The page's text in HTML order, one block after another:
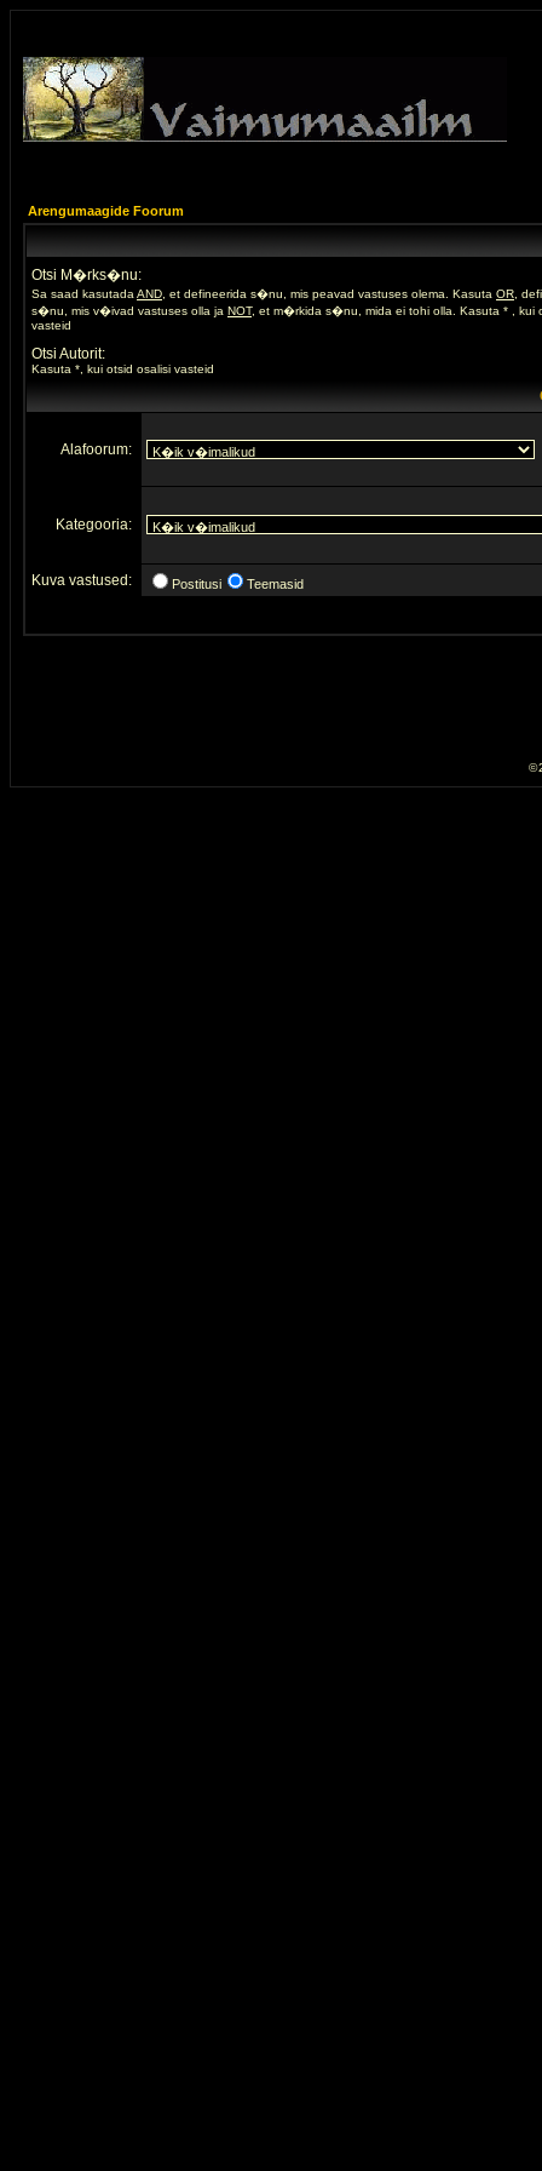
Arengumaagide Foorum
Otsi M�rks�nu:
Sa saad kasutada AND , et defineerida s�nu, mis peavad vastuses olema. Kasuta OR ,
s�nu, mis v�ivad vastuses olla ja NOT, et m�rkida s�nu, mida ei tohi olla. Kasuta * , kui
vasteid
Otsi Autorit:
Kasuta *, kui otsid osalisi vasteid
Alafoorum:
Kategooria:
Kuva vastused: Postitusi Teemasid
©